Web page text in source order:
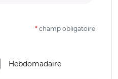
* champ obligatoire
Hebdomadaire